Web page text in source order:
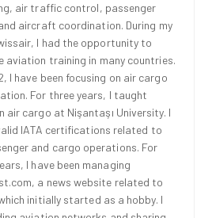
air traffic control, passenger
aircraft coordination. During my
I had the opportunity to
aviation training in many countries.
I have been focusing on air cargo
For three years, I taught
air cargo at Nişantaşı University. I
IATA certifications related to
and cargo operations. For
I have been managing
a news website related to
initially started as a hobby. I